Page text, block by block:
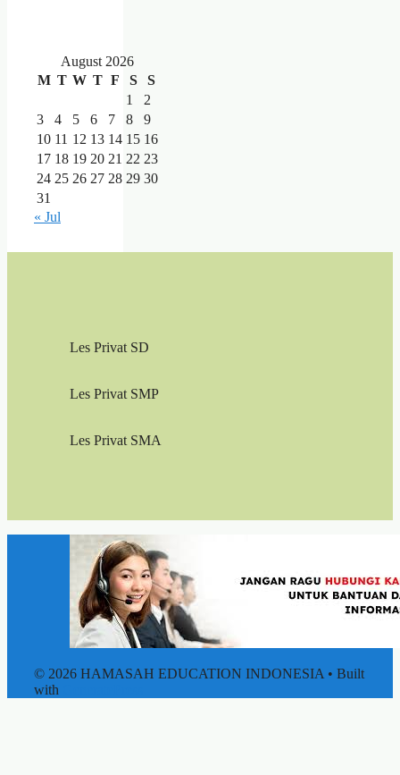
August 2026
M T W T F S
S
1
2
3
4 5 6 7 8
9
10 11 12 13 14 15 16
17 18 19 20 21 22 23
24 25 26 27 28 29 30
31
« Jul
Les Privat SD
Les Privat SMP
Les Privat SMA
© 2026 HAMASAH EDUCATION INDONESIA• Built
with